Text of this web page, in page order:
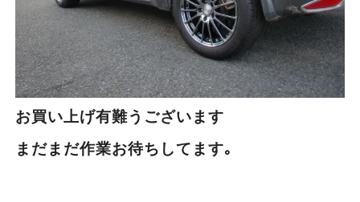
お買い上げ有難うございます
まだまだ作業お待ちしてます｡